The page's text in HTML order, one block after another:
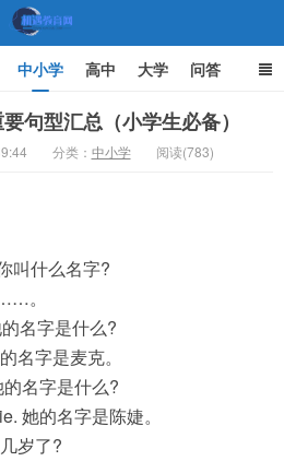
中小学 高中 大学 问答
句型汇总（小学生必备）
分类： 中小学 阅读(783)
叫什么名字?
。
名字是什么?
字是麦克。
名字是什么?
她的名字是陈婕。
岁了?